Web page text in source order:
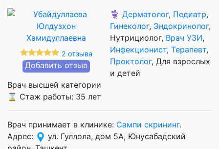
2 отзыва
Добавить отзыв
⚕️ Дерматолог, Педиатр,
Гинеколог, Эндокринолог,
Нутрициолог, Врач УЗИ,
Инфекционист, Терапевт,
Проктолог, Для взрослых
и детей
Врач высшей категории
⌛ Стаж работы: 35 лет
Врач принимает в клинике: Сампи скрининг.
Адрес:
ул. Гуллола, дом 5А, Юнусабадский